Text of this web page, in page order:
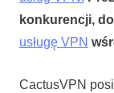
konkurencji,
usługę VPN
CactusVPN